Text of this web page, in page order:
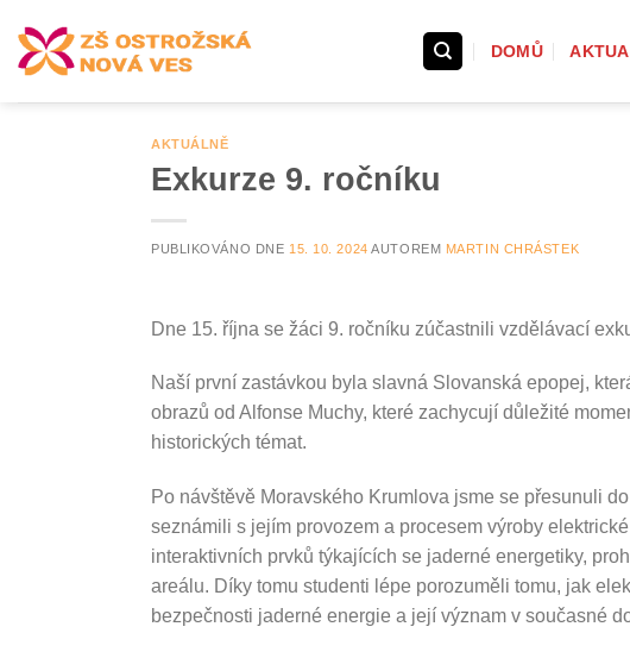
na
obsah
DOMŮ
AKTUÁLNĚ
Exkurze 9. ročníku
PUBLIKOVÁNO DNE 15. 10. 2024 AUTOREM MARTIN CHRÁSTEK
Dne 15. října se žáci 9. ročníku zúčastnili vzdělávací
Naší první zastávkou byla slavná Slovanská epopej,
obrazů od Alfonse Muchy, které zachycují důležité
historických témat.
Po návštěvě Moravského Krumlova jsme se přesunuli
seznámili s jejím provozem a procesem výroby
interaktivních prvků týkajících se jaderné energetiky,
areálu. Díky tomu studenti lépe porozuměli tomu, jak
bezpečnosti jaderné energie a její význam v současné